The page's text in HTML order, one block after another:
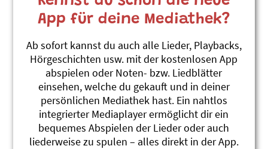
Im Cherzeschii - Lila-Heft 9
#Kerze #Laterne #Licht #Räbeliechtli
Räbeliechtli
Maja Lynn
Im zweiten Quintal
#Räbeliechtli
Laternli
Maja Lynn
Im zweiten Quintal
#Laterne #Räbeliechtli
App für deine Mediathek?
Ab sofort kannst du auch alle Lieder, Playbacks,
Hörgeschichten usw. mit der kostenlosen App
abspielen oder Noten- bzw. Liedblätter
einsehen, welche du gekauft und in deiner
persönlichen Mediathek hast. Ein nahtlos
integrierter Mediaplayer ermöglicht dir ein
bequemes Abspielen der Lieder oder auch
liederweise zu spulen – alles direkt in der App.